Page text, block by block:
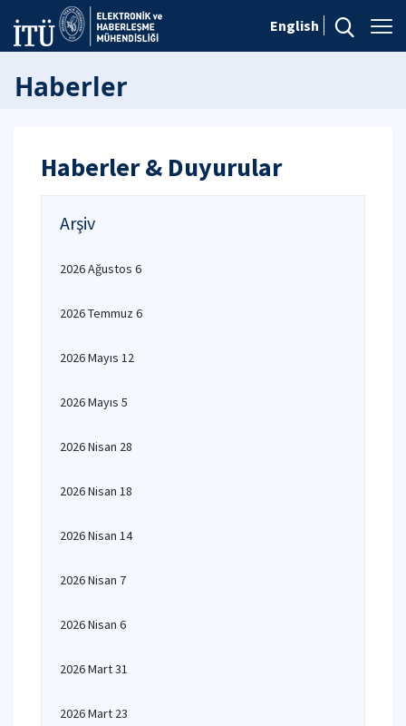
English
Haberler
Haberler & Duyurular
Arşiv
2026 Ağustos 6
2026 Temmuz 6
2026 Mayıs 12
2026 Mayıs 5
2026 Nisan 28
2026 Nisan 18
2026 Nisan 14
2026 Nisan 7
2026 Nisan 6
2026 Mart 31
2026 Mart 23